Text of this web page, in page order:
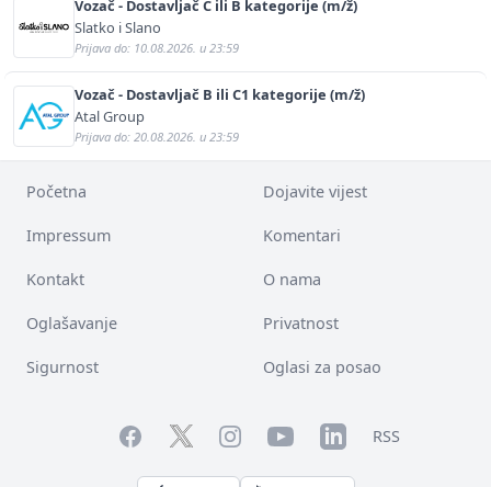
Vozač - Dostavljač C ili B kategorije (m/ž)
Slatko i Slano
Prijava do: 10.08.2026. u 23:59
Vozač - Dostavljač B ili C1 kategorije (m/ž)
Atal Group
Prijava do: 20.08.2026. u 23:59
Početna Dojavite vijest
Impressum Komentari
Kontakt O nama
Oglašavanje Privatnost
Sigurnost Oglasi za posao
FacebookTwitterInstagramYouTubeLinkedInRSS